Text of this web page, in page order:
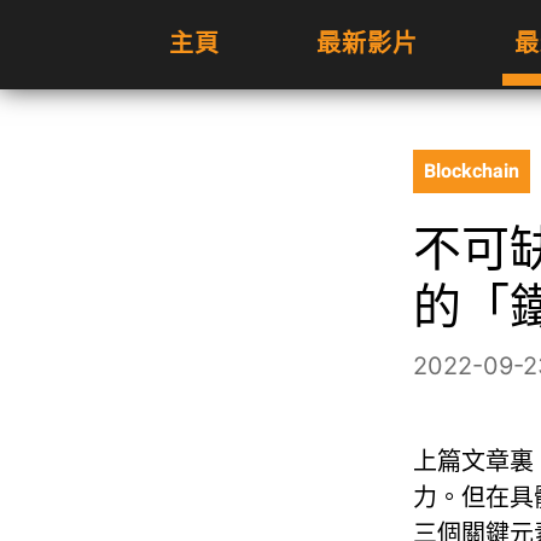
主頁 最新影片
Blockchain
不可
的「
2022-09-
上篇文章
力。但在